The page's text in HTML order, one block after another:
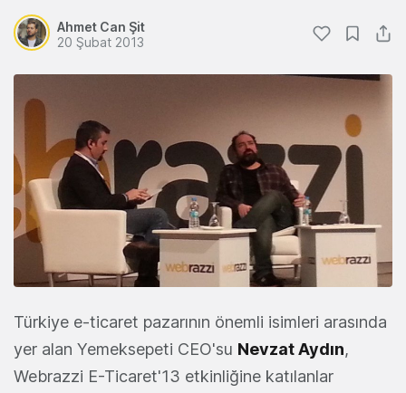
Ahmet Can Şit
20 Şubat 2013
Türkiye e-ticaret pazarının önemli isimleri arasında
yer alan Yemeksepeti CEO'su Nevzat Aydın,
Webrazzi E-Ticaret'13 etkinliğine katılanlar